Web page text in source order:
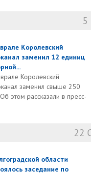
5
Королевский
заменил 12 единиц
Королевский
заменил свыше 250
этом рассказали в пресс-
22
области
заседание по